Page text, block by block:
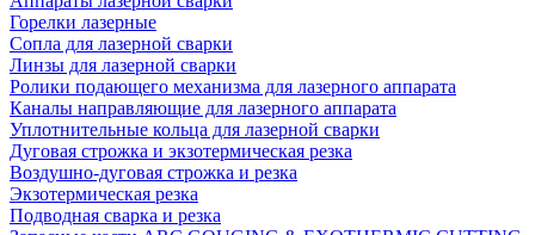
Горелки лазерные
Сопла для лазерной сварки
Линзы для лазерной сварки
Ролики подающего механизма для лазерного аппарата
Каналы направляющие для лазерного аппарата
Уплотнительные кольца для лазерной сварки
Дуговая строжка и экзотермическая резка
Воздушно-дуговая строжка и резка
Экзотермическая резка
Подводная сварка и резка